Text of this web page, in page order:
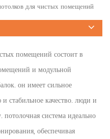
для чистых помещений
помещений состоит в
и модульной
он имеет сильное
стабильное качество. люди и
система идеально
обеспечивая